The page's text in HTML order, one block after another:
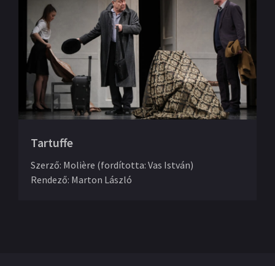
Tartuffe
Szerző: Molière (fordította: Vas István)
Rendező: Marton László